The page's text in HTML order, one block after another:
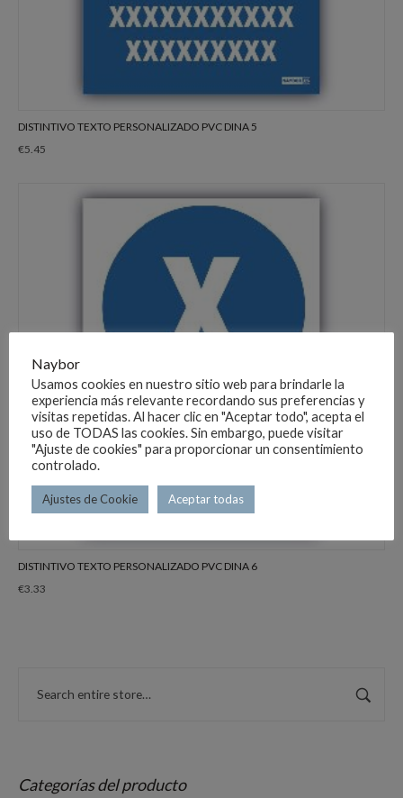
Categorías del producto
DISTINTIVO TEXTO PERSONALIZADO PVC DINA 5
€5.45
DISTINTIVO TEXTO PERSONALIZADO PVC DINA 6
€3.33
Naybor
Usamos cookies en nuestro sitio web para brindarle la
experiencia más relevante recordando sus preferencias y
visitas repetidas. Al hacer clic en "Aceptar todo", acepta el
uso de TODAS las cookies. Sin embargo, puede visitar
"Ajuste de cookies" para proporcionar un consentimiento
controlado.
Ajustes de Cookie Aceptar todas